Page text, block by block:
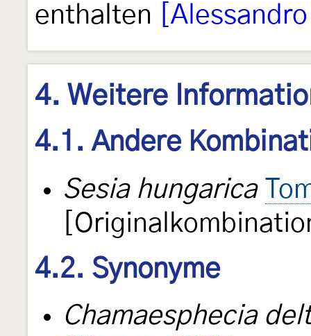
enthalten
4. Weitere
4.1. Andere
Sesia hungarica
4.2. Synonyme
Chamaesphecia